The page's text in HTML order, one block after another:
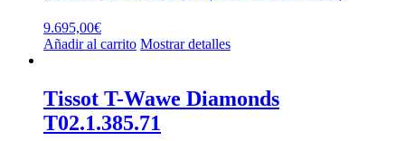
9.695,00€
Añadir al carrito Mostrar detalles
Tissot T-Wawe Diamonds
T02.1.385.71